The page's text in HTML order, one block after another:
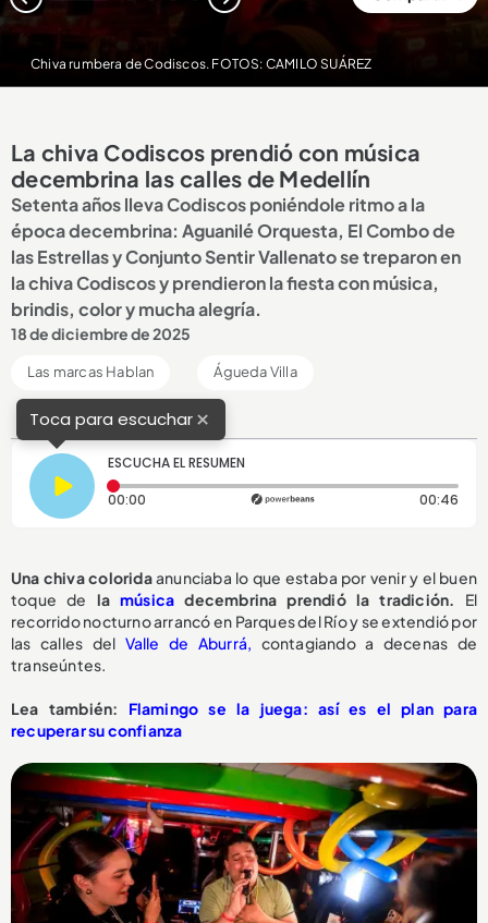
Chiva rumbera de Codiscos. FOTOS: CAMILO SUÁREZ
La chiva Codiscos prendió con música
decembrina las calles de Medellín
Setenta años lleva Codiscos poniéndole ritmo a la
época decembrina: Aguanilé Orquesta, El Combo de
las Estrellas y Conjunto Sentir Vallenato se treparon en
la chiva Codiscos y prendieron la fiesta con música,
brindis, color y mucha alegría.
18 de diciembre de 2025
Las marcas Hablan Águeda Villa
Toca para escuchar×
ESCUCHA EL RESUMEN
00:00 Tiempo transcurrido: 0 segundos 00:46
Una chiva coloridaanunciaba lo que estaba por venir y el buen
toque de lamúsica decembrina prendió la tradición. El
recorrido nocturno arrancó en Parques del Río y se extendió por
las calles del Valle de Aburrá, contagiando a decenas de
transeúntes.
Lea también: Flamingo se la juega: así es el plan para
recuperar su confianza